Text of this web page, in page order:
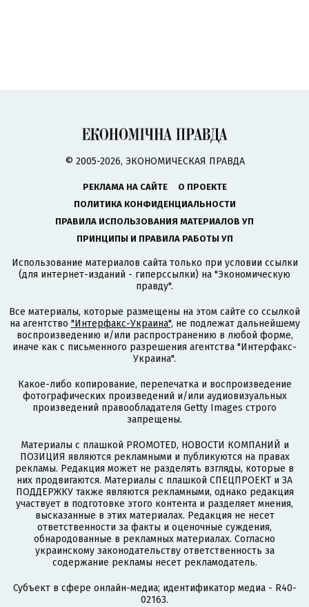
© 2005-2026, ЭКОНОМИЧЕСКАЯ ПРАВДА
РЕКЛАМА НА САЙТЕ
О ПРОЕКТЕ
ПОЛИТИКА КОНФИДЕНЦИАЛЬНОСТИ
ПРАВИЛА ИСПОЛЬЗОВАНИЯ МАТЕРИАЛОВ УП
ПРИНЦИПЫ И ПРАВИЛА РАБОТЫ УП
Использование материалов сайта только при условии ссылки
(для интернет-изданий - гиперссылки) на "Экономическую
правду".
Все материалы, которые размещены на этом сайте со ссылкой
на агентство "Интерфакс-Украина", не подлежат дальнейшему
воспроизведению и/или распространению в любой форме,
иначе как с письменного разрешения агентства "Интерфакс-
Украина".
Какое-либо копирование, перепечатка и воспроизведение
фотографических произведений и/или аудиовизуальных
произведений правообладателя Getty Images строго
запрещены.
Материалы с плашкой PROMOTED, НОВОСТИ КОМПАНИЙ и
ПОЗИЦИЯ являются рекламными и публикуются на правах
рекламы. Редакция может не разделять взгляды, которые в
них продвигаются. Материалы с плашкой СПЕЦПРОЕКТ и ЗА
ПОДДЕРЖКУ также являются рекламными, однако редакция
участвует в подготовке этого контента и разделяет мнения,
высказанные в этих материалах. Редакция не несет
ответственности за факты и оценочные суждения,
обнародованные в рекламных материалах. Согласно
украинскому законодательству ответственность за
содержание рекламы несет рекламодатель.
Субъект в сфере онлайн-медиа; идентификатор медиа - R40-
02163.